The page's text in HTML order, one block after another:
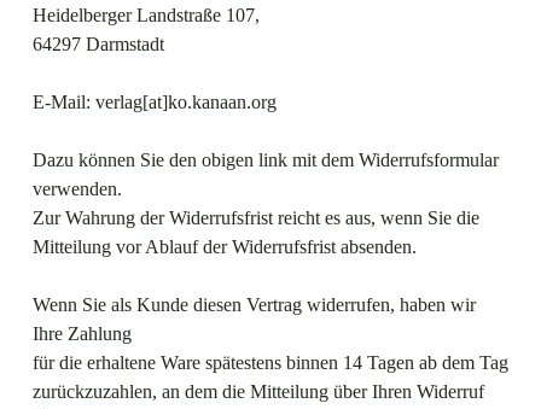
Heidelberger Landstraße 107,
64297 Darmstadt
E-Mail: verlag[at]ko.kanaan.org
Dazu können Sie den obigen link mit dem Widerrufsformular
verwenden.
Zur Wahrung der Widerrufsfrist reicht es aus, wenn Sie die
Mitteilung vor Ablauf der Widerrufsfrist absenden.
Wenn Sie als Kunde diesen Vertrag widerrufen, haben wir
Ihre Zahlung
für die erhaltene Ware spätestens binnen 14 Tagen ab dem Tag
zurückzuzahlen, an dem die Mitteilung über Ihren Widerruf